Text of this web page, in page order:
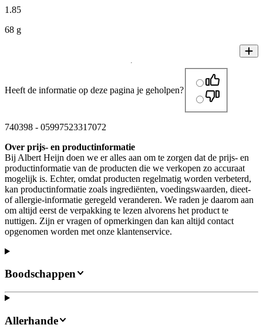
1 .85
68 g
Heeft de informatie op deze pagina je geholpen?
740398 - 05997523317072
Over prijs- en productinformatie
Bij Albert Heijn doen we er alles aan om te zorgen dat de prijs- en
productinformatie van de producten die we verkopen zo accuraat
mogelijk is. Echter, omdat producten regelmatig worden verbeterd,
kan productinformatie zoals ingrediënten, voedingswaarden, dieet-
of allergie-informatie geregeld veranderen. We raden je daarom aan
om altijd eerst de verpakking te lezen alvorens het product te
nuttigen. Zijn er vragen of opmerkingen dan kan altijd contact
opgenomen worden met onze klantenservice.
Boodschappen
Allerhande